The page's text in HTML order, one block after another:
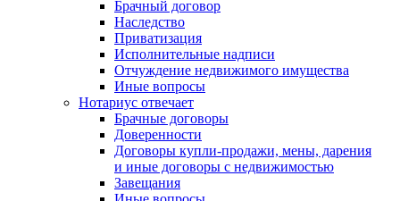
Брачный договор
Наследство
Приватизация
Исполнительные надписи
Отчуждение недвижимого имущества
Иные вопросы
Нотариус отвечает
Брачные договоры
Доверенности
Договоры купли-продажи, мены, дарения
и иные договоры с недвижимостью
Завещания